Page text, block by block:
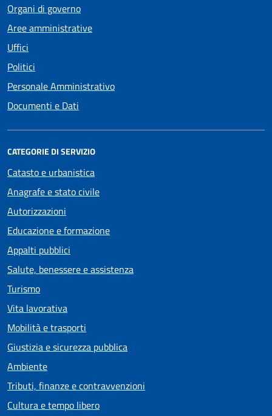
Organi di governo
Aree amministrative
Uffici
Politici
Personale Amministrativo
Documenti e Dati
CATEGORIE DI SERVIZIO
Catasto e urbanistica
Anagrafe e stato civile
Autorizzazioni
Educazione e formazione
Appalti pubblici
Salute, benessere e assistenza
Turismo
Vita lavorativa
Mobilità e trasporti
Giustizia e sicurezza pubblica
Ambiente
Tributi, finanze e contravvenzioni
Cultura e tempo libero